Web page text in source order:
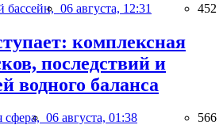
бассейн, 06 августа, 12:31 452
комплексная
последствий и
водного баланса
сфера, 06 августа, 01:38 566